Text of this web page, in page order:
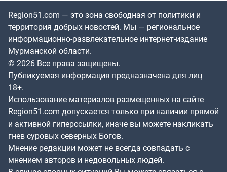
Region51.com — это зона свободная от политики и
территория добрых новостей. Мы — региональное
информационно-развлекательное интернет-издание
Мурманской области.
© 2026 Все права защищены.
Публикуемая информация предназначена для лиц
18+.
Использование материалов размещенных на сайте
Region51.com допускается только при наличии прямой
и активной гиперссылки, иначе вы можете накликать
гнев суровых северных Богов.
Мнение редакции может не всегда совпадать с
мнением авторов и недовольных людей.